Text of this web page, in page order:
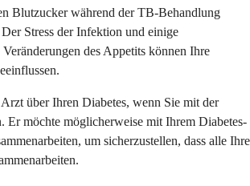
Blutzucker während der TB-Behandlung
Stress der Infektion und einige
des Appetits können Ihre
über Ihren Diabetes, wenn Sie mit der
Er möchte möglicherweise mit Ihrem Diabetes-
um sicherzustellen, dass alle Ihre